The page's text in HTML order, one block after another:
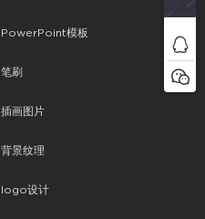
PowerPoint模板
笔刷
插画图片
背景纹理
logo设计